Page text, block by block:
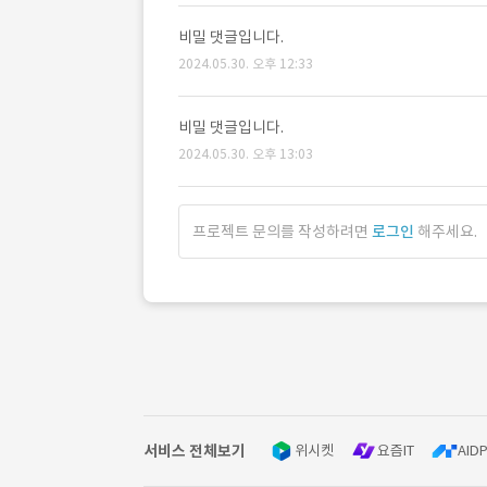
비밀 댓글입니다.
2024.05.30. 오후 12:33
비밀 댓글입니다.
2024.05.30. 오후 13:03
프로젝트 문의를 작성하려면 로그인 해주세요.
서비스 전체보기 위시켓 요즘IT